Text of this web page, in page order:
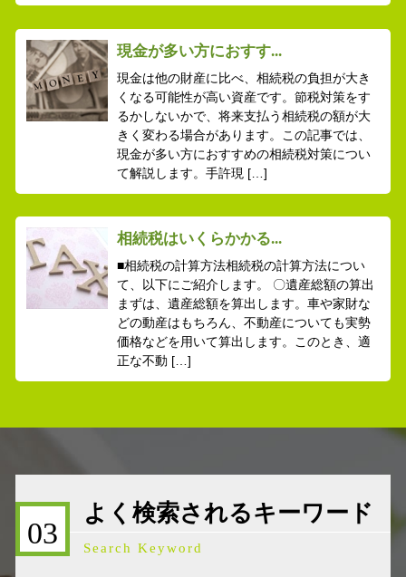
現金が多い方におすす...
現金は他の財産に比べ、相続税の負担が大き
くなる可能性が高い資産です。節税対策をす
るかしないかで、将来支払う相続税の額が大
きく変わる場合があります。この記事では、
現金が多い方におすすめの相続税対策につい
て解説します。手許現 […]
相続税はいくらかかる...
■相続税の計算方法相続税の計算方法につい
て、以下にご紹介します。 〇遺産総額の算出
まずは、遺産総額を算出します。車や家財な
どの動産はもちろん、不動産についても実勢
価格などを用いて算出します。このとき、適
正な不動 […]
03
よく検索されるキーワード
Search Keyword